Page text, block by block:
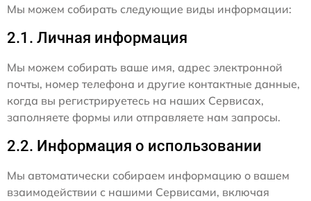
Мы можем собирать следующие виды информации:
2.1. Личная информация
Мы можем собирать ваше имя, адрес электронной
почты, номер телефона и другие контактные данные,
когда вы регистрируетесь на наших Сервисах,
заполняете формы или отправляете нам запросы.
2.2. Информация о использовании
Мы автоматически собираем информацию о вашем
взаимодействии с нашими Сервисами, включая